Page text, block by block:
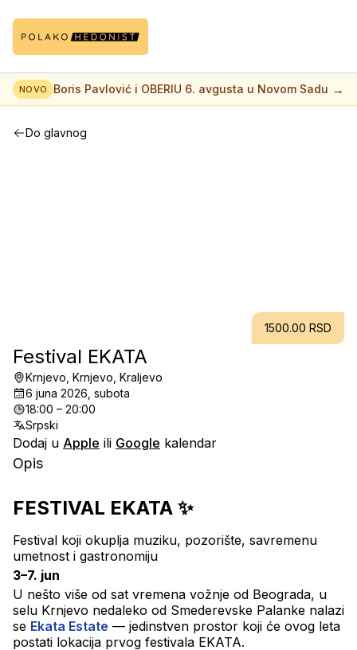
NOVO Boris Pavlović i OBERIU 6. avgusta u Novom Sadu →
Do glavnog
1500.00 RSD
Festival EKATA
Krnjevo, Krnjevo, Kraljevo
6 juna 2026, subota
18:00 – 20:00
Srpski
Dodaj u Apple ili Google kalendar
Opis
FESTIVAL EKATA ✨
Festival koji okuplja muziku, pozorište, savremenu
umetnost i gastronomiju
3–7. jun
U nešto više od sat vremena vožnje od Beograda, u
selu Krnjevo nedaleko od Smederevske Palanke nalazi
se Ekata Estate — jedinstven prostor koji će ovog leta
postati lokacija prvog festivala EKATA.